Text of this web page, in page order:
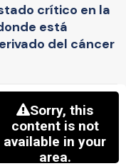
crítico en la
está
del cáncer